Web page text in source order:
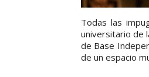
Todas las
universitario de
de Base
de un espacio